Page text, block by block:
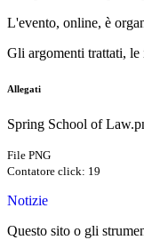
L'evento, online, è
Gli argomenti trattati, le
Allegati
Spring School of
File PNG
Contatore click: 19
Notizie
Questo sito o gli